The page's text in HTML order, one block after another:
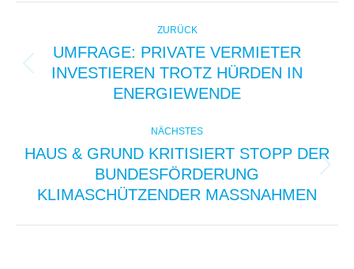
ZURÜCK
Vorheriger
Beitrag:
UMFRAGE: PRIVATE VERMIETER
INVESTIEREN TROTZ HÜRDEN IN
ENERGIEWENDE
NÄCHSTES
Nächster
Beitrag:
HAUS & GRUND KRITISIERT STOPP DER
BUNDESFÖRDERUNG
KLIMASCHÜTZENDER MASSNAHMEN